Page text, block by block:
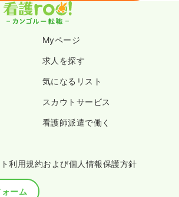
Myページ
求人を探す
気になるリスト
スカウトサービス
看護師派遣で働く
利用規約および個人情報保護方針
ーム